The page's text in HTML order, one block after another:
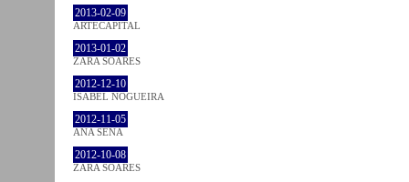
2013-02-09
ARTECAPITAL
2013-01-02
ZARA SOARES
2012-12-10
ISABEL NOGUEIRA
2012-11-05
ANA SENA
2012-10-08
ZARA SOARES